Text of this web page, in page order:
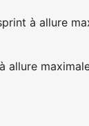
à allure
allure